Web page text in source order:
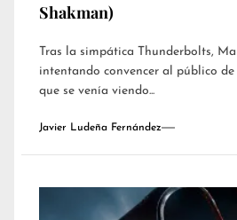
Shakman)
Tras la simpática Thunderbolts,
intentando convencer al público
que se venía viendo...
Javier Ludeña Fernández